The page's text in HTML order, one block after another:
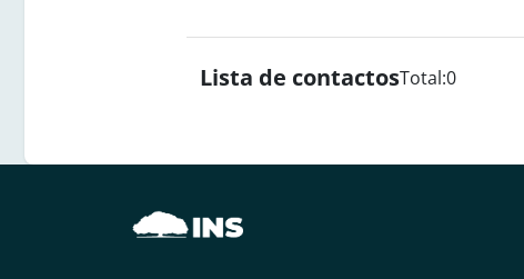
Lista de contactosTotal:0